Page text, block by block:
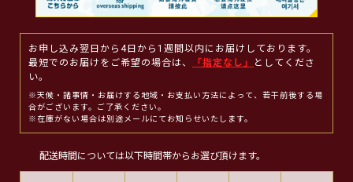
お申し込み翌日から4日から1週間以内にお届けしております。
最短でのお届けをご希望の場合は、
「指定なし」
としてくださ
い。
※天候・諸事情・お届けする地域・お支払い方法によって、若干前後する場
合がございます。ご了承ください。
※在庫がない場合は別途メールにてお知らせいたします。
配送時間については以下時間帯からお選び頂けます。